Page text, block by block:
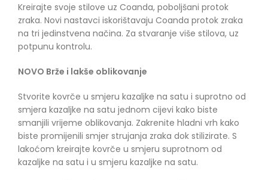
Kreirajte svoje stilove uz Coanda, poboljšani protok
zraka. Novi nastavci iskorištavaju Coanda protok zraka
na tri jedinstvena načina. Za stvaranje više stilova, uz
potpunu kontrolu.
NOVO Brže i lakše oblikovanje
Stvorite kovrče u smjeru kazaljke na satu i suprotno od
smjera kazaljke na satu jednom cijevi kako biste
smanjili vrijeme oblikovanja. Zakrenite hladni vrh kako
biste promijenili smjer strujanja zraka dok stilizirate. S
lakoćom kreirajte kovrče u smjeru suprotnom od
kazaljke na satu i u smjeru kazaljke na satu.